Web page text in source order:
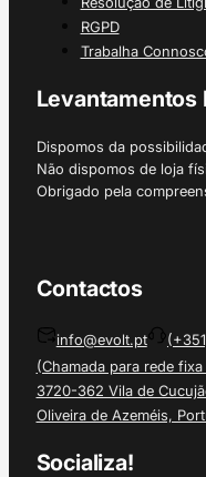
RGPD
Trabalha
Levantamentos
Dispomos da
Não dispomos de loja
Obrigado pela
Contactos
info@evolt.pt
(Chamada para rede
3720-362 Vila de
Oliveira de Azeméis,
Socializa!